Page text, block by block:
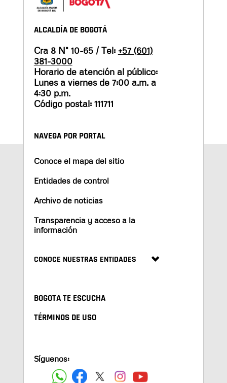
ALCALDÍA DE BOGOTÁ
Cra 8 N° 10-65 / Tel: +57 (601)
381-3000
Horario de atención al público:
Lunes a viernes de 7:00 a.m. a
4:30 p.m.
Código postal: 111711
NAVEGA POR PORTAL
Conoce el mapa del sitio
Entidades de control
Archivo de noticias
Transparencia y acceso a la
información
CONOCE NUESTRAS ENTIDADES
BOGOTA TE ESCUCHA
TÉRMINOS DE USO
Síguenos: